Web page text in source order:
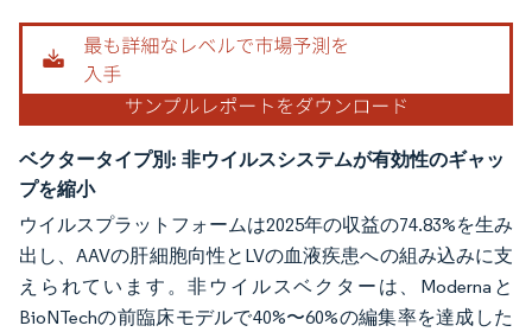
ベクタータイプ別: 非ウイルスシステムが有効性のギャッ
プを縮小
ウイルスプラットフォームは2025年の収益の74.83%を生み
出し、AAVの肝細胞向性とLVの血液疾患への組み込みに支
えられています。非ウイルスベクターは、Modernaと
BioNTechの前臨床モデルで40%〜60%の編集率を達成した